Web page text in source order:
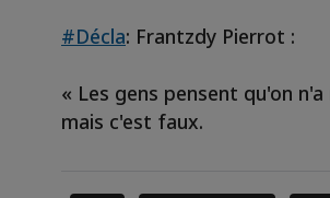
#Décla: Frantzdy Pierrot :
« Les gens pensent qu'on
mais c'est faux.